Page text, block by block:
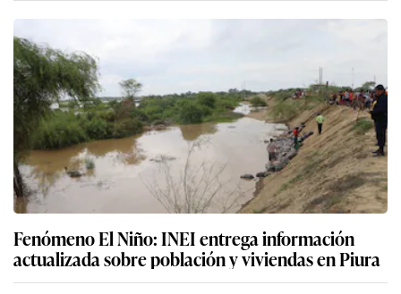
Fenómeno El Niño: INEI entrega información
actualizada sobre población y viviendas en Piura